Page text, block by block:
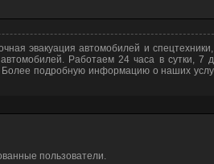
эвакуация автомобилей и
Работаем 24 часа в сутки, 7
подробную информацию о наших
пользователи.